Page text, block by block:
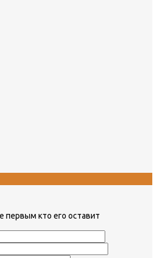
первым кто его оставит